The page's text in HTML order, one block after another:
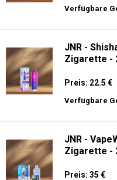
Verfügbare
JNR -
Zigarette -
Preis: 22.5 €
Verfügbare
JNR -
Zigarette -
Preis: 35 €